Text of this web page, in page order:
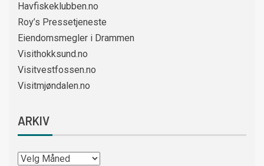
Havfiskeklubben.no
Roy’s Pressetjeneste
Eiendomsmegler i Drammen
Visithokksund.no
Visitvestfossen.no
Visitmjøndalen.no
ARKIV